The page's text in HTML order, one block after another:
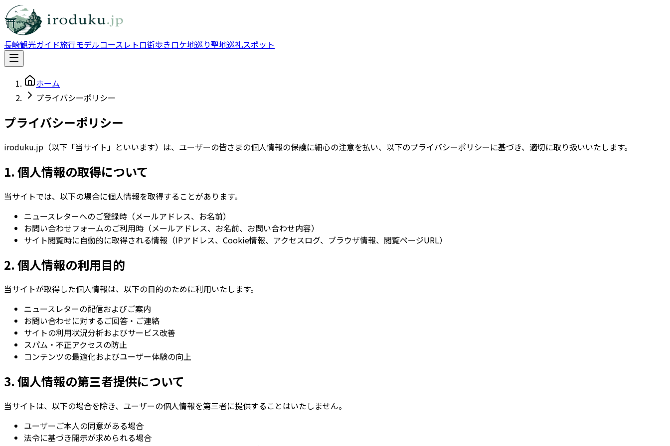
長崎観光ガイド旅行モデルコースレトロ街歩きロケ地巡り聖地巡礼スポット
ホーム
プライバシーポリシー
プライバシーポリシー
iroduku.jp（以下「当サイト」といいます）は、ユーザーの皆さまの個人情報の保護に細心の注意を払い、以下のプライバシーポリシーに基づき、適切に取り扱いいたします。
1. 個人情報の取得について
当サイトでは、以下の場合に個人情報を取得することがあります。
ニュースレターへのご登録時（メールアドレス、お名前）
お問い合わせフォームのご利用時（メールアドレス、お名前、お問い合わせ内容）
サイト閲覧時に自動的に取得される情報（IPアドレス、Cookie情報、アクセスログ、ブラウザ情報、閲覧ページURL）
2. 個人情報の利用目的
当サイトが取得した個人情報は、以下の目的のために利用いたします。
ニュースレターの配信およびご案内
お問い合わせに対するご回答・ご連絡
サイトの利用状況分析およびサービス改善
スパム・不正アクセスの防止
コンテンツの最適化およびユーザー体験の向上
3. 個人情報の第三者提供について
当サイトは、以下の場合を除き、ユーザーの個人情報を第三者に提供することはいたしません。
ユーザーご本人の同意がある場合
法令に基づき開示が求められる場合